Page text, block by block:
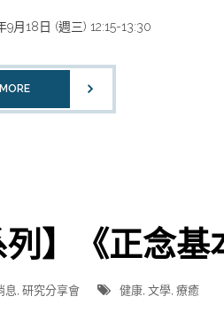
月18日 (週三) 12:15-13:30
列】《正念
息, 研究分享會 健康, 文學, 療癒